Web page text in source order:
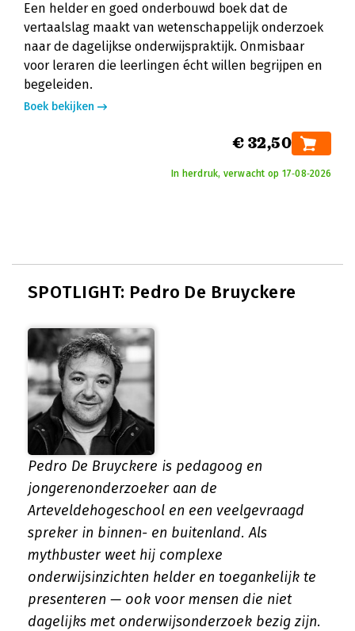
Een helder en goed onderbouwd boek dat de
vertaalslag maakt van wetenschappelijk onderzoek
naar de dagelijkse onderwijspraktijk. Onmisbaar
voor leraren die leerlingen écht willen begrijpen en
begeleiden.
Boek bekijken
€ 32,50
In herdruk, verwacht op 17‑08‑2026
SPOTLIGHT: Pedro De Bruyckere
Pedro De Bruyckere is pedagoog en
jongerenonderzoeker aan de
Arteveldehogeschool en een veelgevraagd
spreker in binnen- en buitenland. Als
mythbuster weet hij complexe
onderwijsinzichten helder en toegankelijk te
presenteren — ook voor mensen die niet
dagelijks met onderwijsonderzoek bezig zijn.